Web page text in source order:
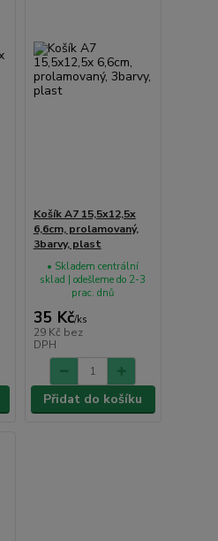
Košík A7 15,5x12,5x
6,6cm, prolamovaný,
3barvy, plast
35 Kč/ks
29 Kč bez
DPH
• Skladem centrální
sklad | odešleme do 2-3
prac. dnů
Přidat do košíku